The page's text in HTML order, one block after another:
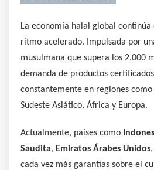
La economía halal global continúa
ritmo acelerado. Impulsada por
musulmana que supera los 2.000
demanda de productos
constantemente en regiones
Sudeste Asiático, África y Europa.
Actualmente, países como
Saudita, Emiratos Árabes Unidos,
cada vez más garantías sobre el